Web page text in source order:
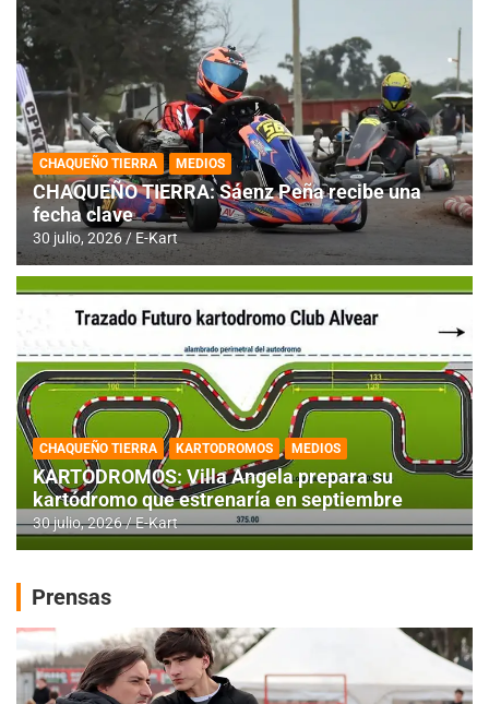
CHAQUEÑO TIERRA MEDIOS
CHAQUEÑO TIERRA: Sáenz Peña recibe una
fecha clave
30 julio, 2026 E-Kart
CHAQUEÑO TIERRA KARTODROMOS MEDIOS
KARTODROMOS: Villa Angela prepara su
kartódromo que estrenaría en septiembre
30 julio, 2026 E-Kart
Prensas